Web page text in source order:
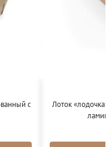
с
Лоток